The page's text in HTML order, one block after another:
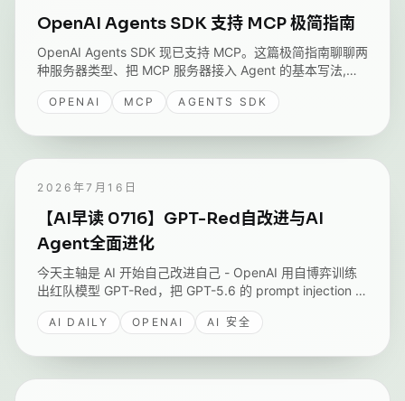
OpenAI Agents SDK 支持 MCP 极简指南
OpenAI Agents SDK 现已支持 MCP。这篇极简指南聊聊两
种服务器类型、把 MCP 服务器接入 Agent 的基本写法,以
及用缓存降低延迟的小技巧。
OPENAI MCP AGENTS SDK
2026年7月16日
【AI早读 0716】GPT-Red自改进与AI
Agent全面进化
今天主轴是 AI 开始自己改进自己 - OpenAI 用自博弈训练
出红队模型 GPT-Red，把 GPT-5.6 的 prompt injection 失
败率降到四个月前的六分之一；AWS 把视觉、Agent、
MCP 串成 Agentic Vision，Tunguz 抛出 Harness 是新战
AI DAILY OPENAI AI 安全